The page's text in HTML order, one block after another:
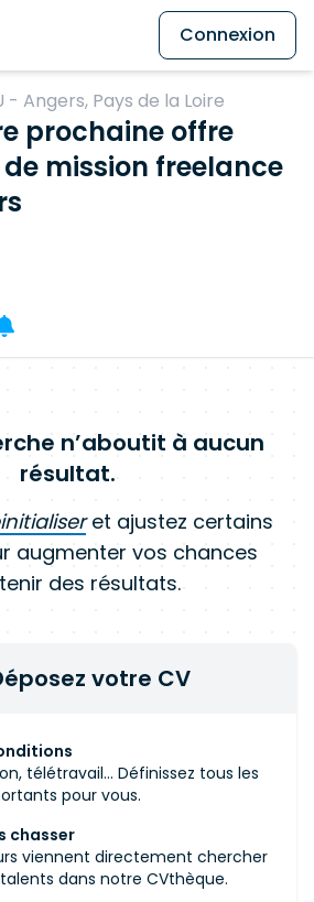
Connexion
- Angers, Pays de la Loire
prochaine offre
mission freelance
n’aboutit à aucun
résultat.
et ajustez certains
augmenter vos chances
des résultats.
votre CV
télétravail... Définissez tous les
pour vous.
chasser
viennent directement chercher
dans notre CVthèque.